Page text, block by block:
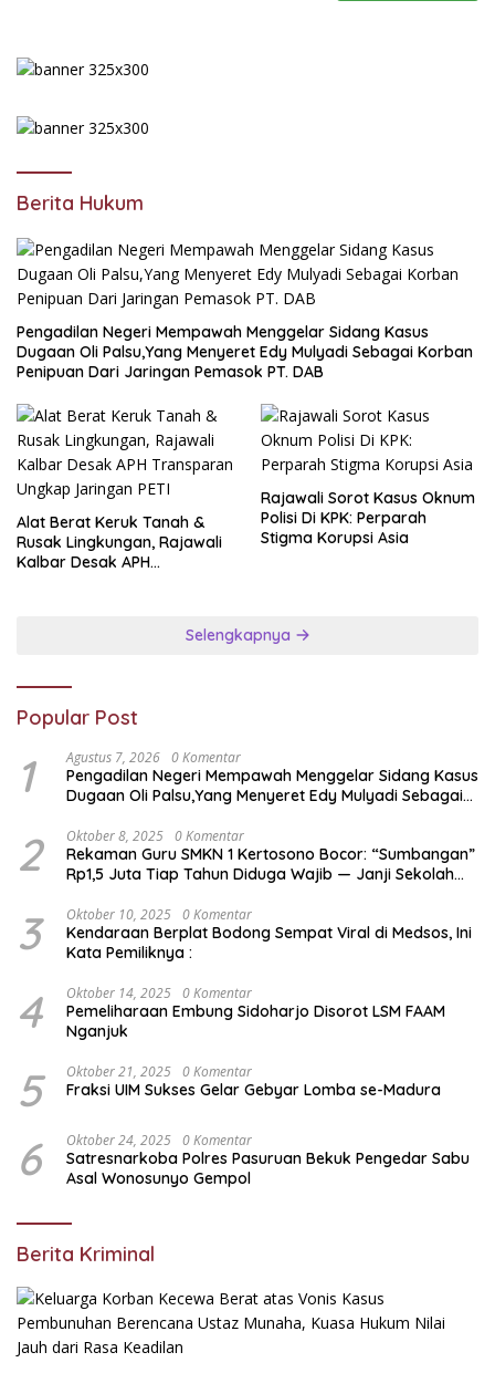
Berita Hukum
Pengadilan Negeri Mempawah Menggelar Sidang Kasus
Dugaan Oli Palsu,Yang Menyeret Edy Mulyadi Sebagai Korban
Penipuan Dari Jaringan Pemasok PT. DAB
Alat Berat Keruk Tanah &
Rusak Lingkungan, Rajawali
Kalbar Desak APH
Rajawali Sorot Kasus Oknum
Polisi Di KPK: Perparah
Stigma Korupsi Asia
Selengkapnya
Popular Post
1 Agustus 7, 2026 0 Komentar
Pengadilan Negeri Mempawah Menggelar Sidang Kasus
Dugaan Oli Palsu,Yang Menyeret Edy Mulyadi Sebagai
2 Oktober 8, 2025 0 Komentar
Rekaman Guru SMKN 1 Kertosono Bocor: “Sumbangan”
Rp1,5 Juta Tiap Tahun Diduga Wajib — Janji Sekolah
3 Oktober 10, 2025 0 Komentar
Kendaraan Berplat Bodong Sempat Viral di Medsos, Ini
Kata Pemiliknya :
4 Oktober 14, 2025 0 Komentar
Pemeliharaan Embung Sidoharjo Disorot LSM FAAM
Nganjuk
5 Oktober 21, 2025 0 Komentar
Fraksi UIM Sukses Gelar Gebyar Lomba se-Madura
6 Oktober 24, 2025 0 Komentar
Satresnarkoba Polres Pasuruan Bekuk Pengedar Sabu
Asal Wonosunyo Gempol
Berita Kriminal